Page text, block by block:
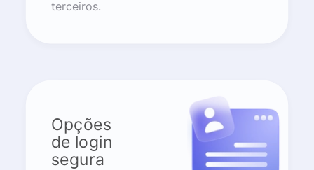
terceiros.
Opções
de login
segura